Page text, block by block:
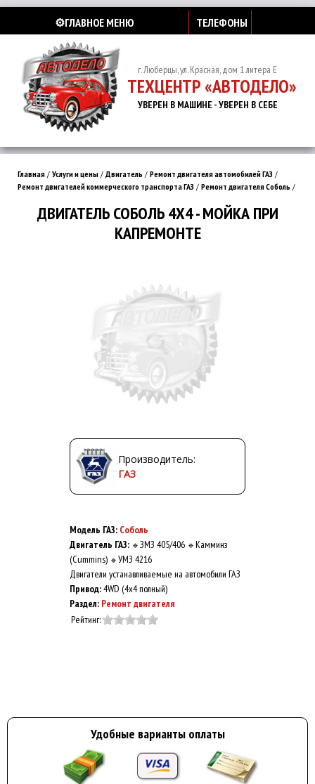
⚙️ГЛАВНОЕ МЕНЮ ТЕЛЕФОНЫ
г. Люберцы, ул. Красная, дом 1 литера Е
ТЕХЦЕНТР «АВТОДЕЛО»
УВЕРЕН В МАШИНЕ - УВЕРЕН В СЕБЕ
Главная / Услуги и цены / Двигатель / Ремонт двигателя автомобилей ГАЗ /
Ремонт двигателей коммерческого транспорта ГАЗ / Ремонт двигателя Соболь /
ДВИГАТЕЛЬ СОБОЛЬ 4Х4 - МОЙКА ПРИ
КАПРЕМОНТЕ
Производитель:
ГАЗ
Модель ГАЗ: Соболь
Двигатель ГАЗ: 🔹 ЗМЗ 405/406 🔹 Камминз
(Cummins) 🔹 УМЗ 4216
Двигатели устанавливаемые на автомобили ГАЗ
Привод:4WD (4x4 полный)
Раздел: Ремонт двигателя
Рейтинг:
Удобные варианты оплаты